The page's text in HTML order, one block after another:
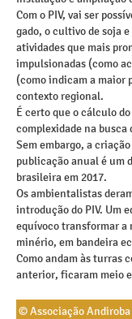
Com o PIV, vai ser
gado, o cultivo de soja
atividades que mais
impulsionadas (como
(como indicam a maior
contexto regional.
É certo que o cálculo
complexidade na
Sem embargo, a
publicação anual é um
brasileira em 2017.
Os ambientalistas
introdução do PIV. Um
equívoco transformar a
minério, em bandeira
Como andam às turras
anterior, ficaram meio
© Associação Andiroba